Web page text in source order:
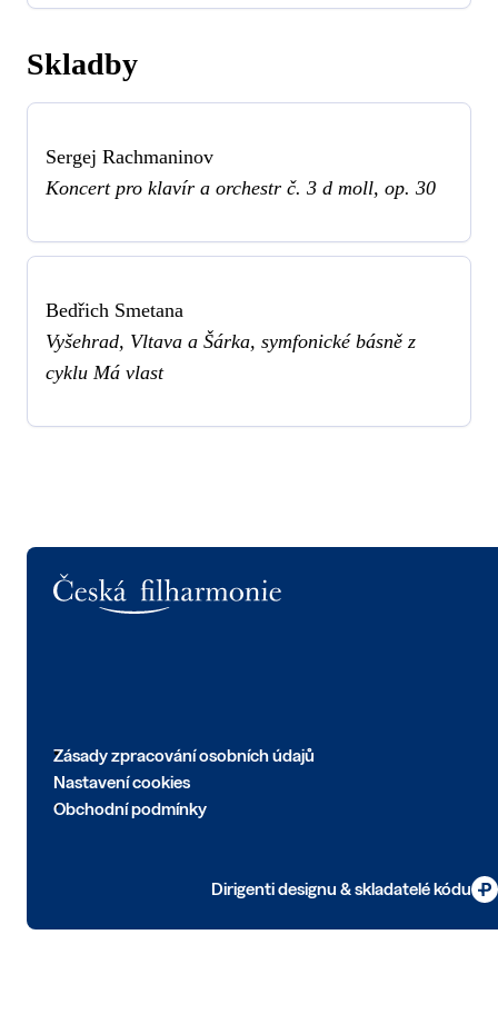
Skladby
Sergej Rachmaninov
Koncert pro klavír a orchestr č. 3 d moll, op. 30
Bedřich Smetana
Vyšehrad, Vltava a Šárka, symfonické básně z
cyklu Má vlast
Zásady zpracování osobních údajů
Nastavení cookies
Obchodní podmínky
Dirigenti designu & skladatelé kódu